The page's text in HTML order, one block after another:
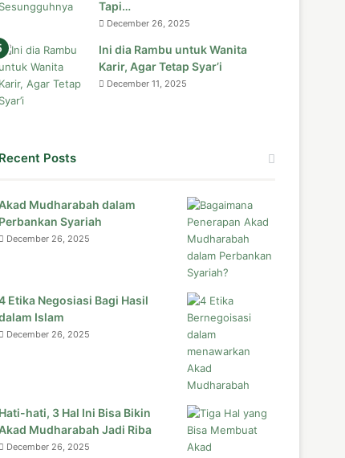
Tapi…
December 26, 2025
Ini dia Rambu untuk Wanita
Karir, Agar Tetap Syar’i
December 11, 2025
Recent Posts
Mudharabah dalam
Perbankan Syariah
December 26, 2025
Etika Negosiasi Bagi Hasil
Islam
December 26, 2025
Hati-hati, 3 Hal Ini Bisa Bikin
Mudharabah Jadi Riba
December 26, 2025